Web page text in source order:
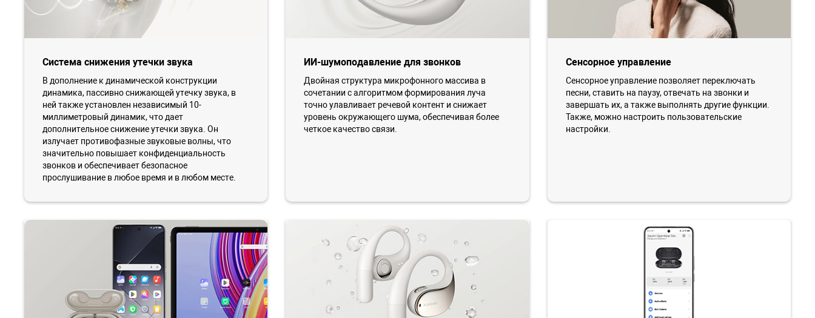
Система снижения утечки звука
В дополнение к динамической конструкции
динамика, пассивно снижающей утечку звука, в
ней также установлен независимый 10-
миллиметровый динамик, что дает
дополнительное снижение утечки звука. Он
излучает противофазные звуковые волны, что
значительно повышает конфиденциальность
звонков и обеспечивает безопасное
прослушивание в любое время и в любом месте.
ИИ-шумоподавление для звонков
Двойная структура микрофонного массива в
сочетании с алгоритмом формирования луча
точно улавливает речевой контент и снижает
уровень окружающего шума, обеспечивая более
четкое качество связи.
Сенсорное управление
Сенсорное управление позволяет переключать
песни, ставить на паузу, отвечать на звонки и
завершать их, а также выполнять другие функции.
Также, можно настроить пользовательские
настройки.